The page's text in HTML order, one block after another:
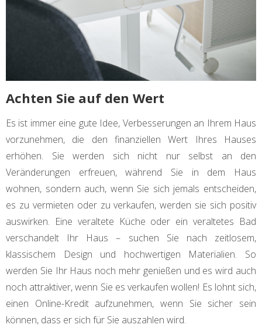
Achten Sie auf den Wert
Es ist immer eine gute Idee, Verbesserungen an Ihrem Haus
vorzunehmen, die den finanziellen Wert Ihres Hauses
erhöhen. Sie werden sich nicht nur selbst an den
Veränderungen erfreuen, während Sie in dem Haus
wohnen, sondern auch, wenn Sie sich jemals entscheiden,
es zu vermieten oder zu verkaufen, werden sie sich positiv
auswirken. Eine veraltete Küche oder ein veraltetes Bad
verschandelt Ihr Haus – suchen Sie nach zeitlosem,
klassischem Design und hochwertigen Materialien. So
werden Sie Ihr Haus noch mehr genießen und es wird auch
noch attraktiver, wenn Sie es verkaufen wollen! Es lohnt sich,
einen Online-Kredit aufzunehmen, wenn Sie sicher sein
können, dass er sich für Sie auszahlen wird.